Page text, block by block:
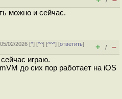
можно и сейчас.
02/2026 [^] [^^] [^^^] [ответить]
+ / –
играю.
до сих пор работает на iOS